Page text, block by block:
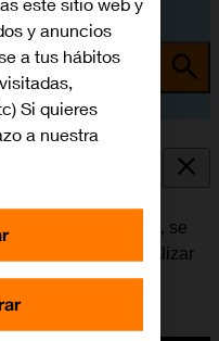
espera
está activada, se
sin tener que finalizar
y anuncios
a tus hábitos
Si quieres
a nuestra